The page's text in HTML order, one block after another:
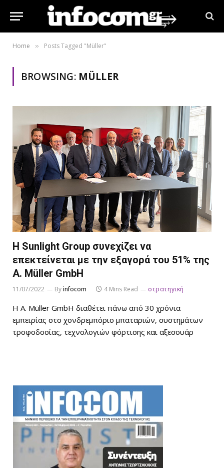
Home » Posts Tagged "Müller"
BROWSING: MÜLLER
Η Sunlight Group συνεχίζει να
επεκτείνεται με την εξαγορά του 51% της
A. Müller GmbH
11/07/2022 Byinfocom 4 Mins Read στρατηγική
Η A. Müller GmbH διαθέτει πάνω από 30 χρόνια
εμπειρίας στο χονδρεμπόριο μπαταριών, συστημάτων
τροφοδοσίας, τεχνολογιών φόρτισης και αξεσουάρ